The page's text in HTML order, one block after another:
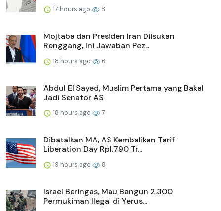
17 hours ago 8
Mojtaba dan Presiden Iran Diisukan
Renggang, Ini Jawaban Pez...
18 hours ago 6
Abdul El Sayed, Muslim Pertama yang Bakal
Jadi Senator AS
18 hours ago 7
Dibatalkan MA, AS Kembalikan Tarif
Liberation Day Rp1.790 Tr...
19 hours ago 8
Israel Beringas, Mau Bangun 2.300
Permukiman Ilegal di Yerus...